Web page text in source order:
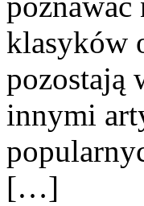
klasyków
pozostają
innymi
[…]